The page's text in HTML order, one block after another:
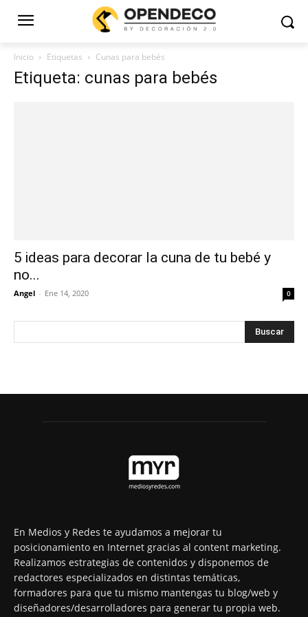
Inicio Etiquetas Cunas para bebés
Etiqueta: cunas para bebés
5 ideas para decorar la cuna de tu bebé y
no...
Angel - Ene 14, 2020 0
En Medios y Redes te ayudamos a mejorar tu
posicionamiento en Internet gracias al content marketing.
Realizamos estrategias de contenidos y disponemos de
redactores especializados en distintas temáticas,
formadores para que tu mismo mantengas tu blog/web y
diseñadores/desarrolladores para generar tu propia web.